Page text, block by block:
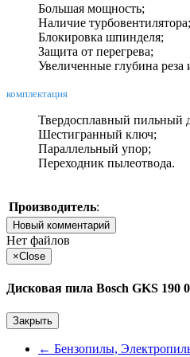
Большая мощность;
Наличие турбовентилятора;
Блокировка шпинделя;
Защита от перегрева;
Увеличенные глубина реза
комплектация
Твердосплавный пильный
Шестигранный ключ;
Параллельный упор;
Переходник пылеотвода.
Производитель:
Новый комментарий
Нет файлов
×Close
Дисковая пила Bosch GKS 190
Закрыть
← Бензопилы,